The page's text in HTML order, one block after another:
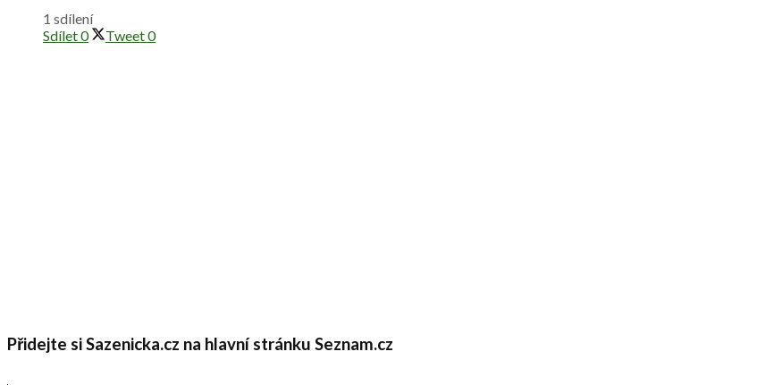
1 sdílení
Sdílet0 Tweet0
Přidejte si Sazenicka.cz na hlavní stránku Seznam.cz